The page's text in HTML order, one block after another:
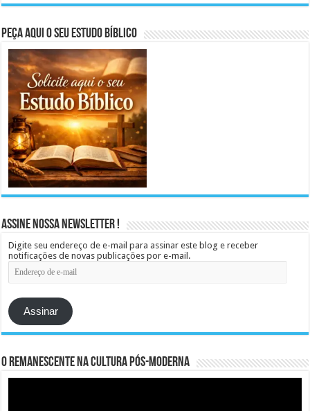
Peça aqui o seu Estudo Bíblico
Assine Nossa Newsletter !
Digite seu endereço de e-mail para assinar este blog e receber
notificações de novas publicações por e-mail.
Endereço
de
mail
Assinar
O remanescente na cultura pós-moderna